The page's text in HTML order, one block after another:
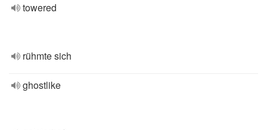
towered
rühmte sich
ghostlike